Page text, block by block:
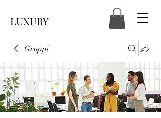
LUXURY
Gruppi